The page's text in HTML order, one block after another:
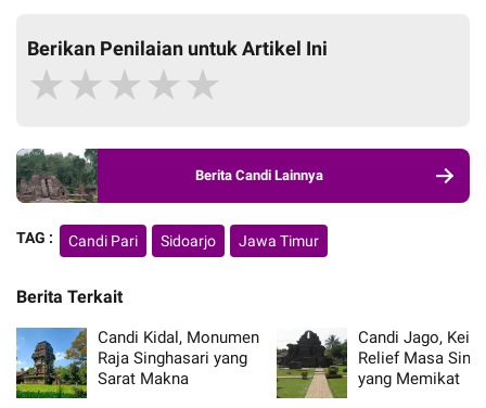
Berikan Penilaian untuk Artikel Ini
★★★★★
Berita Candi Lainnya
TAG : Candi Pari Sidoarjo Jawa Timur
Berita Terkait
Candi Kidal, Monumen
Raja Singhasari yang
Sarat Makna
Candi Jago,
Relief Masa
yang Memikat